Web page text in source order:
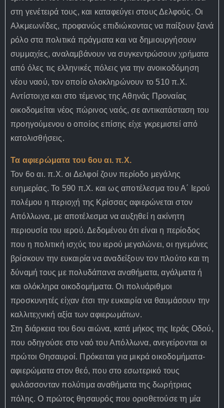
στη γενέτειρά τους, και καταφεύγει στους Δελφούς. Οι
Αλκμεωνίδες, προφανώς επιδιώκοντας να παίξουν ξανά
ρόλο στα πολιτικά πράγματα και να δημιουργήσουν
συμμαχίες, αναλαμβάνουν να συγκεντρώσουν χρήματα
από όλες τις ελληνικές πόλεις για την ανοικοδόμηση
νέου ναού, τον οποίο ολοκληρώνουν το 510 π.Χ.
Αντίστοιχα και στο τέμενος της Αθηνάς Προναίας
οικοδομείται νέος πώρινος ναός, σε αντικατάσταση του
προηγούμενου ο οποίος επίσης είχε γκρεμιστεί από
κατολισθήσεις.
Τα αφιερώματα του 6ου αι. π.Χ.
Τον 6ο αι. π.Χ. οι Δελφοί ζουν περίοδο μεγάλης
ευημερίας. Το 590 π.Χ. και ως αποτέλεσμα του Α΄ Ιερού
πολέμου η περιοχή της Κρίσσας αφιερώνεται στον
Απόλλωνα, με αποτέλεσμα να αυξηθεί η ακίνητη
περιουσία του ιερού. Δεδομένου ότι είναι η περίοδος
που η πολιτική ισχύς του ιερού μεγαλώνει, οι ηγεμόνες
βρίσκουν την ευκαιρία να αναδείξουν τον πλούτο και τη
δύναμή τους με πολυδάπανα αναθήματα, αγάλματα ή
και ολόκληρα οικοδομήματα. Οι πολυάριθμοι
προσκυνητές είχαν έτσι την ευκαιρία να θαυμάσουν την
καλλιτεχνική αξία των αφιερωμάτων.
Στη διάρκεια του 6ου αιώνα, κατά μήκος της Ιεράς Οδού,
που οδηγούσε στο ναό του Απόλλωνα, ανεγείρονται οι
πρώτοι Θησαυροί. Πρόκειται για μικρά οικοδομήματα-
αφιερώματα στον θεό, που στο εσωτερικό τους
φυλάσσονταν πολύτιμα αναθήματα της δωρήτριας
πόλης. Ο πρώτος θησαυρός που οριοθετούσε τη μία